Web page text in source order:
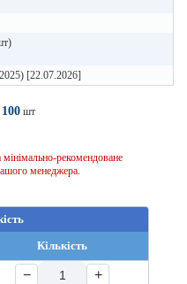
[22.07.2026]
100 шт
рекомендоване
менеджера.
Кількість
− +